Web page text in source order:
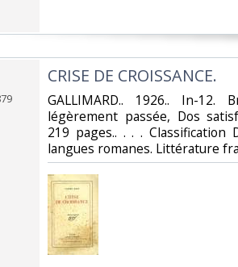
‎CRISE DE CROISSANCE.‎
‎GALLIMARD.. 1926.. In-12.
légèrement passée, Dos
219 pages.. . . . Classification
langues romanes. Littérature